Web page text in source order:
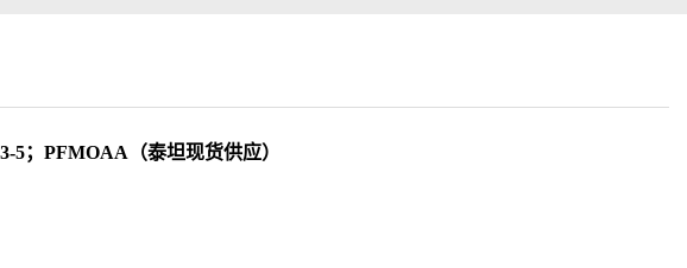
5；PFMOAA（泰坦现货供应）